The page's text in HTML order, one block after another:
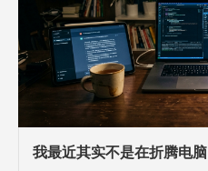
我最近其实不是在折腾电脑